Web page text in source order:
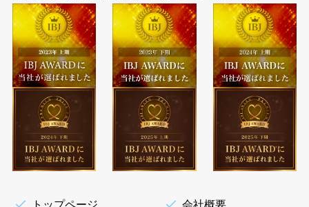
トップページ 会社概要